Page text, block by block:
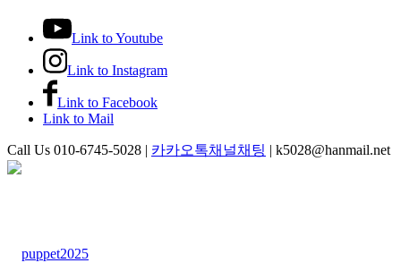
Link to Youtube
Link to Instagram
Link to Facebook
Link to Mail
Call Us 010-6745-5028 | 카카오톡채널채팅 | k5028@hanmail.net